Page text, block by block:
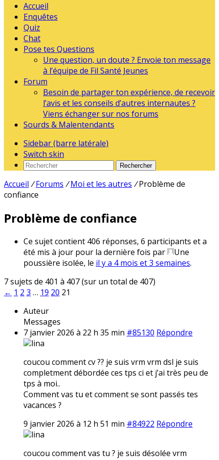
Accueil
Enquêtes
Quiz
Chat
Pose tes Questions
Une question, un doute ? Envoie ton message
à l’équipe de Fil Santé Jeunes
Forum
Besoin de partager ton expérience, de recevoir
l’avis et les conseils d’autres internautes ?
Viens échanger sur nos forums
Sourds & Malentendants
Sidebar (barre latérale)
Switch skin
Rechercher
Accueil / Forums / Moi et les autres / Problème de
confiance
Problème de confiance
Ce sujet contient 406 réponses, 6 participants et a
été mis à jour pour la dernière fois par
Une
poussière isolée, le il y a 4 mois et 3 semaines.
7 sujets de 401 à 407 (sur un total de 407)
← 1 2 3 … 19 20 21
Auteur
Messages
7 janvier 2026 à 22 h 35 min #85130 Répondre
lina
coucou comment cv ?? je suis vrm vrm dsl je suis
completment débordée ces tps ci et j’ai très peu de
tps à moi..
Comment vas tu et comment se sont passés tes
vacances ?
9 janvier 2026 à 12 h 51 min #84922 Répondre
lina
coucou comment vas tu ? je suis désolée vrm